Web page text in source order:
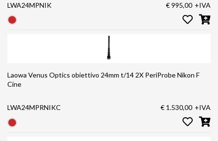
LWA24MPNIK € 995,00 +IVA
Laowa Venus Optics obiettivo 24mm t/14 2X PeriProbe Nikon F
Cine
LWA24MPRNIKC € 1.530,00 +IVA